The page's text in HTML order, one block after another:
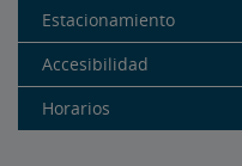
Estacionamiento
Accesibilidad
Horarios